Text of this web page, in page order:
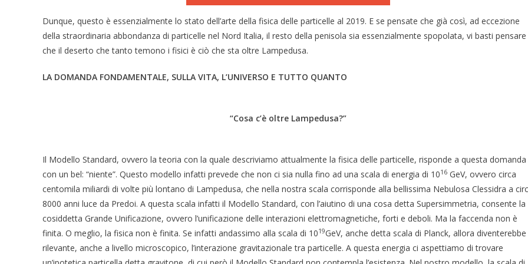
Dunque, questo è essenzialmente lo stato dell’arte della fisica delle particelle al 2019. E se pensate che già così, ad eccezione
della straordinaria abbondanza di particelle nel Nord Italia, il resto della penisola sia essenzialmente spopolata, vi basti pensare
che il deserto che tanto temono i fisici è ciò che sta oltre Lampedusa.
LA DOMANDA FONDAMENTALE, SULLA VITA, L’UNIVERSO E TUTTO QUANTO
“Cosa c’è oltre Lampedusa?”
Il Modello Standard, ovvero la teoria con la quale descriviamo attualmente la fisica delle particelle, risponde a questa domanda
con un bel: “niente”. Questo modello infatti prevede che non ci sia nulla fino ad una scala di energia di 1016 GeV, ovvero circa
centomila miliardi di volte più lontano di Lampedusa, che nella nostra scala corrisponde alla bellissima Nebulosa Clessidra a
8000 anni luce da Predoi. A questa scala infatti il Modello Standard, con l’aiutino di una cosa detta Supersimmetria, consente la
cosiddetta Grande Unificazione, ovvero l’unificazione delle interazioni elettromagnetiche, forti e deboli. Ma la faccenda non è
finita. O meglio, la fisica non è finita. Se infatti andassimo alla scala di 1019GeV, anche detta scala di Planck, allora diventerebbe
rilevante, anche a livello microscopico, l’interazione gravitazionale tra particelle. A questa energia ci aspettiamo di trovare